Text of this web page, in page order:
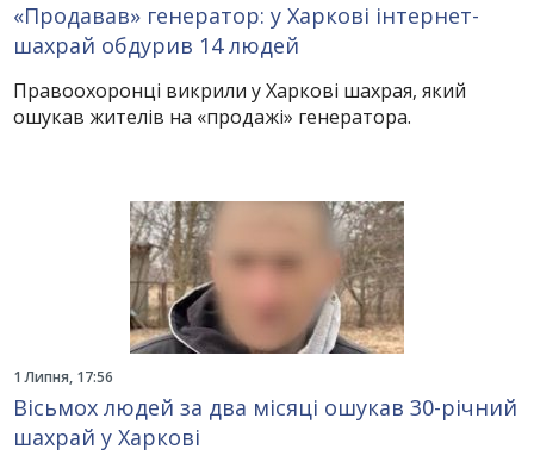
«Продавав» генератор: у Харкові інтернет-
шахрай обдурив 14 людей
Правоохоронці викрили у Харкові шахрая, який
ошукав жителів на «продажі» генератора.
1 Липня, 17:56
Вісьмох людей за два місяці ошукав 30-річний
шахрай у Харкові